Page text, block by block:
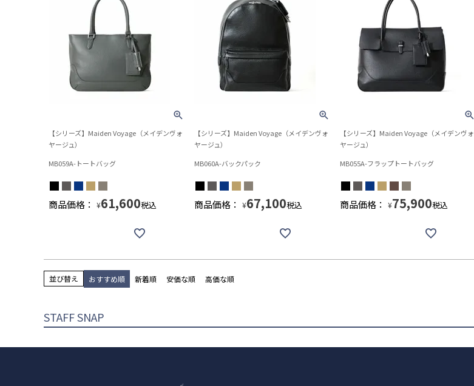
【シリーズ】Maiden Voyage（メイデンヴォ
ヤージュ）
MB059A-トートバッグ
商品価格： ¥61,600税込
【シリーズ】Maiden Voyage（メイデンヴォ
ヤージュ）
MB060A-バックパック
商品価格： ¥67,100税込
【シリーズ】Maiden Voyage（メイデンヴォ
ヤージュ）
MB055A-フラップトートバッグ
商品価格： ¥75,900税込
並び替え おすすめ順 新着順 安価な順 高価な順
STAFF SNAP